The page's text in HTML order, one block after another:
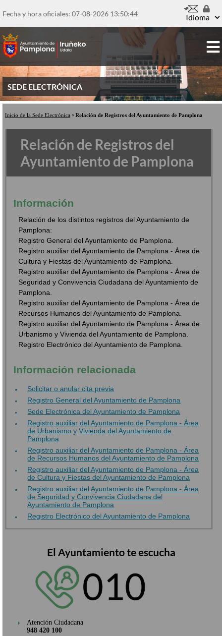
al
principal
Fecha y hora oficiales: 07-08-2026 13:50:44 Idioma
SEDE ELECTRÓNICA
Inicio de la Sede Electrónica Relación de Registros del Ayuntamiento de Pamplona
Relación de Registros del
Ayuntamiento de Pamplona
Información
Relación de los distintos registros del Ayuntamiento de
Pamplona:
Registro General del Ayuntamiento de Pamplona.
Registro auxiliar del Ayuntamiento de Pamplona - Área de
Cultura y Fiestas del Ayuntamiento de Pamplona.
Registro auxiliar del Ayuntamiento de Pamplona - Área de
Seguridad y Convivencia Ciudadana del Ayuntamiento de
Pamplona.
Registro auxiliar del Ayuntamiento de Pamplona - Área de
Recursos Humanos del Ayuntamiento de Pamplona.
Registro auxiliar del Ayuntamiento de Pamplona - Área de
Urbanismo y Vivienda del Ayuntamiento de Pamplona.
Registro Electrónico del Ayuntamiento de Pamplona.
Información relacionada
Solicitar o anular cita previa
Registro General del Ayuntamiento de Pamplona
Sede Electrónica del Ayuntamiento de Pamplona
Registro auxiliar del Ayuntamiento de Pamplona - Área
de Urbanismo y Vivienda del Ayuntamiento de
Pamplona
Registro auxiliar del Ayuntamiento de Pamplona - Área
de Recursos Humanos del Ayuntamiento de Pamplona
Registro auxiliar del Ayuntamiento de Pamplona - Área
de Cultura y Fiestas del Ayuntamiento de Pamplona
Registro auxiliar del Ayuntamiento de Pamplona - Área
de Seguridad y Convivencia Ciudadana del
Ayuntamiento de Pamplona
Registro Electrónico del Ayuntamiento de Pamplona
El Ayuntamiento te escucha
Atención Ciudadana
948 420 100